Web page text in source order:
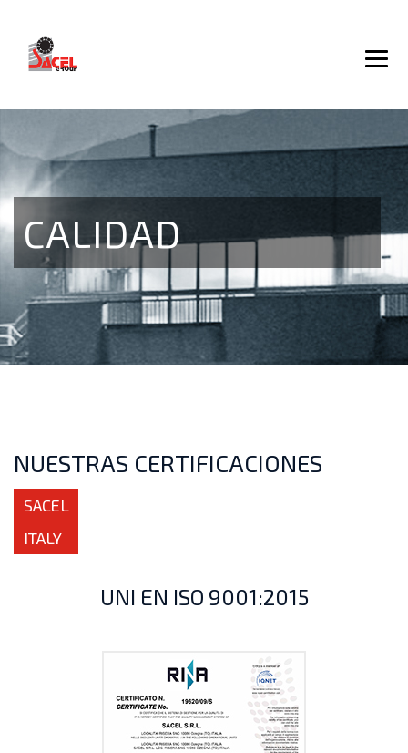
CALIDAD
NUESTRAS CERTIFICACIONES
SACEL
ITALY
UNI EN ISO 9001:2015